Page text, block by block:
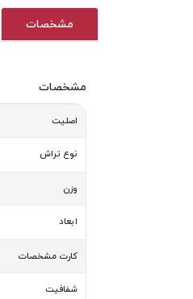
مشخصات
مشخصات
اصلیت
نوع تراش
وزن
ابعاد
کارت مشخصات
شفافیت